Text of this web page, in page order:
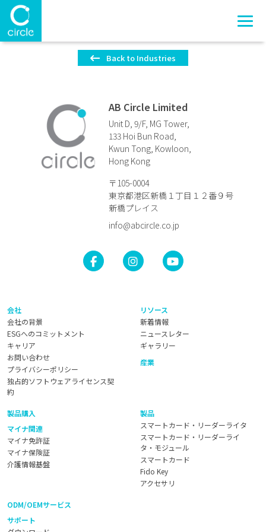
Back to Industries
AB Circle Limited
Unit D, 9/F, MG Tower,
133 Hoi Bun Road,
Kwun Tong, Kowloon,
Hong Kong
〒105-0004
東京都港区新橋１丁目１２番９号
新橋プレイス
info@abcircle.co.jp
会社
会社の背景
ESGへのコミットメント
キャリア
お問い合わせ
プライバシーポリシー
独占的ソフトウェアライセンス契
約
リソース
新着情報
ニュースレター
ギャラリー
産業
製品購入
マイナ関連
マイナ免許証
マイナ保険証
介護情報基盤
製品
スマートカード・リーダーライタ
スマートカード・リーダーライ
タ・モジュール
スマートカード
Fido Key
アクセサリ
ODM/OEMサービス
サポート